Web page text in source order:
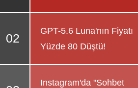
GPT-5.6 Luna'nın Fiyatı
Yüzde 80 Düştü!
Instagram'da "Sohbet